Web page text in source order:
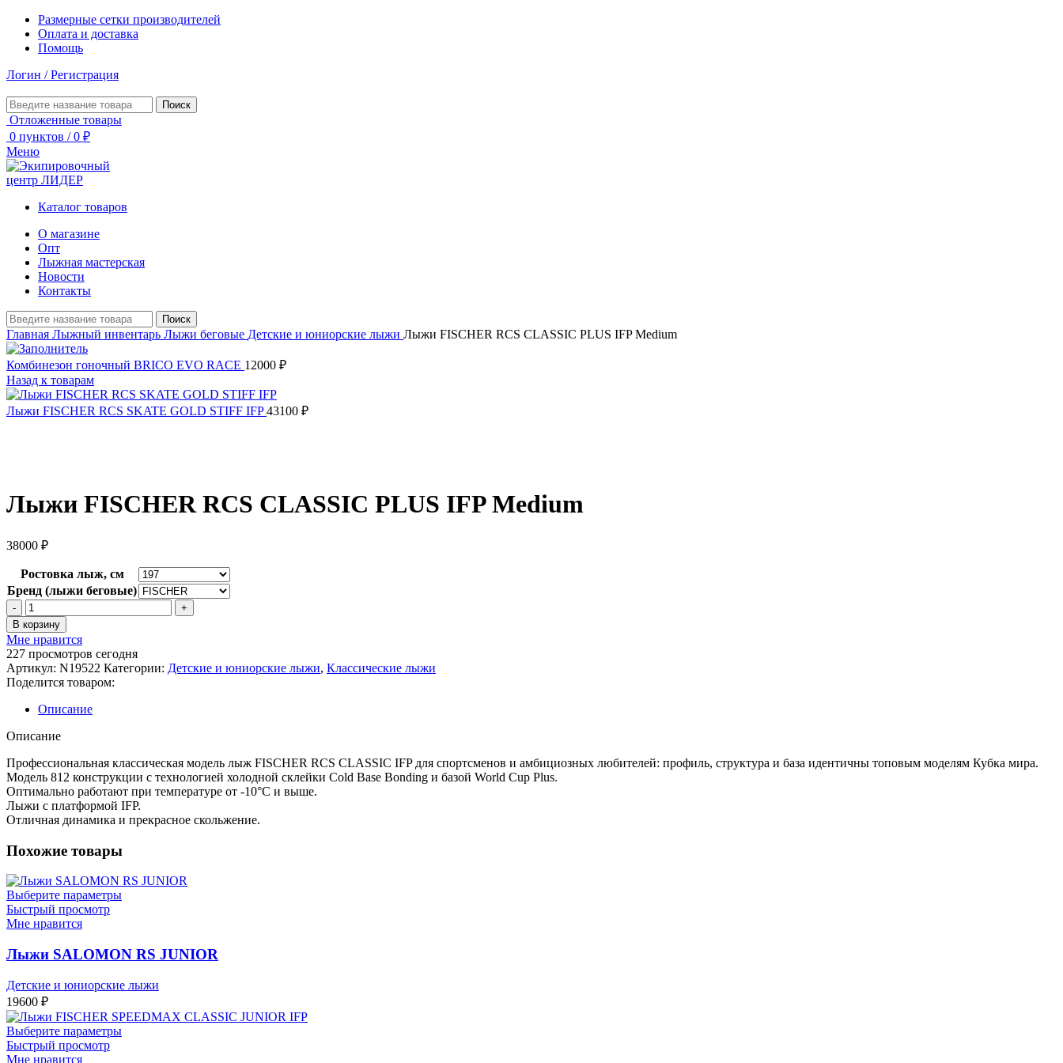
Размерные сетки производителей
Оплата и доставка
Помощь
Логин / Регистрация
Поиск
Отложенные товары
0 пунктов / 0 ₽
Меню
Каталог товаров
О магазине
Опт
Лыжная мастерская
Новости
Контакты
Поиск
Главная Лыжный инвентарь Лыжи беговые Детские и юниорские лыжи Лыжи FISCHER RCS CLASSIC PLUS IFP Medium
Комбинезон гоночный BRICO EVO RACE 12000 ₽
Назад к товарам
Лыжи FISCHER RCS SKATE GOLD STIFF IFP43100 ₽
Лыжи FISCHER RCS CLASSIC PLUS IFP Medium
38000 ₽
Ростовка лыж, см
Бренд (лыжи беговые)
Количество
товара
Лыжи
FISCHER
RCS
CLASSIC
PLUS
IFP
Medium
В корзину
Мне нравится
227 просмотров сегодня
Артикул: N19522 Категории: Детские и юниорские лыжи, Классические лыжи
Поделится товаром:
Описание
Описание
Профессиональная классическая модель лыж FISCHER RCS CLASSIC IFP для спортсменов и амбициозных любителей: профиль, структура и база идентичны топовым моделям Кубка мира.
Модель 812 конструкции с технологией холодной склейки Cold Base Bonding и базой World Cup Plus.
Оптимально работают при температуре от -10°C и выше.
Лыжи с платформой IFP.
Отличная динамика и прекрасное скольжение.
Похожие товары
Выберите параметры
Быстрый просмотр
Мне нравится
Лыжи SALOMON RS JUNIOR
Детские и юниорские лыжи
19600 ₽
Выберите параметры
Быстрый просмотр
Мне нравится